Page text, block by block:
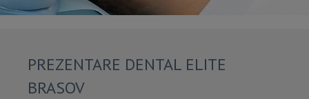
PREZENTARE DENTAL ELITE
BRASOV